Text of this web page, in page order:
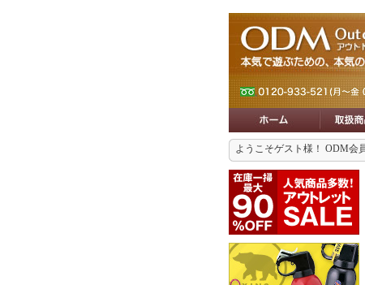
ようこそゲスト様！ ODM会